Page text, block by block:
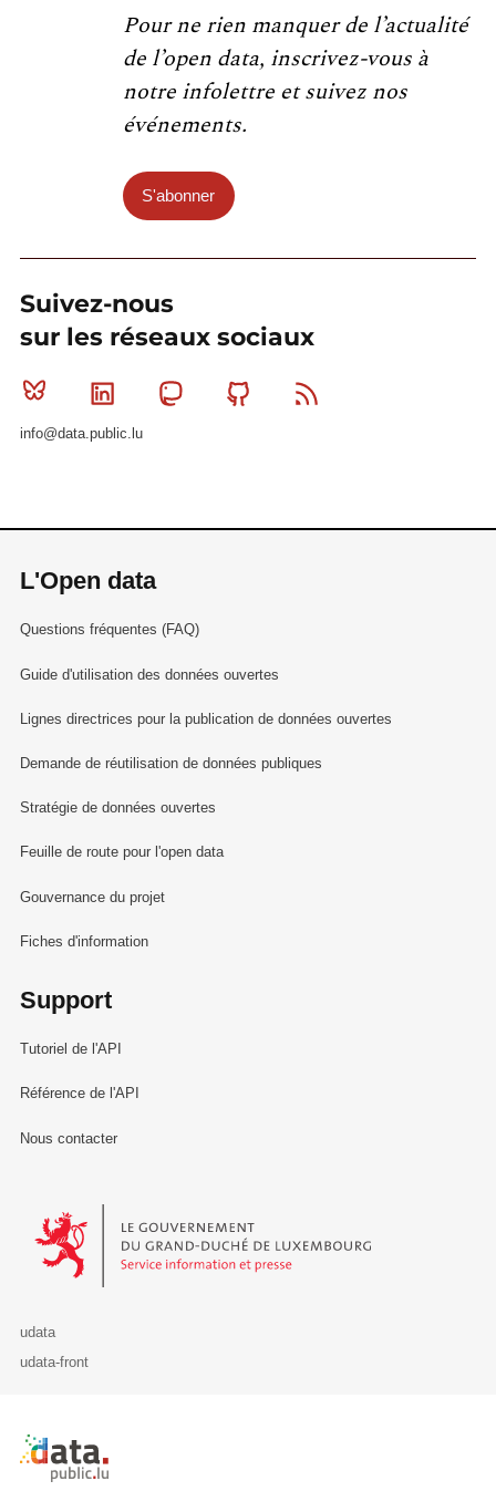
Pour ne rien manquer de l’actualité
de l’open data, inscrivez-vous à
notre infolettre et suivez nos
événements.
S'abonner
Suivez-nous
sur les réseaux sociaux
Bluesky Linkedin MastodonGithub
info@data.public.lu
L'Open data
Questions fréquentes (FAQ)
Guide d'utilisation des données ouvertes
Lignes directrices pour la publication de données ouvertes
Demande de réutilisation de données publiques
Stratégie de données ouvertes
Feuille de route pour l'open data
Gouvernance du projet
Fiches d'information
Support
Tutoriel de l'API
Référence de l'API
Nous contacter
Le Gouvernement du Grand-Duché de Luxembourg - Service
udata
udata-front
Retour à l'accueil de data.public.lu